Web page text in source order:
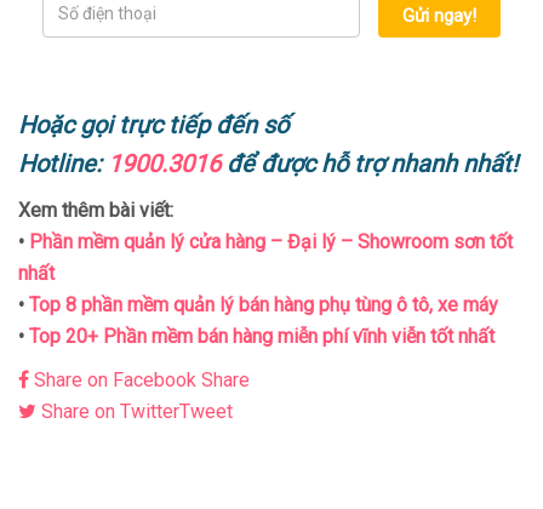
Gửi ngay!
Hoặc gọi trực tiếp đến số
Hotline: 1900.3016để được hỗ trợ nhanh nhất!
Xem thêm bài viết:
• Phần mềm quản lý cửa hàng – Đại lý – Showroom sơn tốt
nhất
• Top 8 phần mềm quản lý bán hàng phụ tùng ô tô, xe máy
• Top 20+ Phần mềm bán hàng miễn phí vĩnh viễn tốt nhất
Share on Facebook Share
Share on TwitterTweet